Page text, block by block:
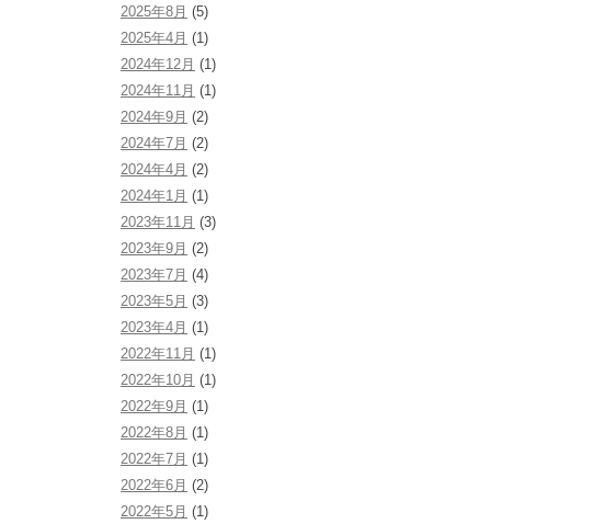
2025年8月 (5)
2025年4月 (1)
2024年12月 (1)
2024年11月 (1)
2024年9月 (2)
2024年7月 (2)
2024年4月 (2)
2024年1月 (1)
2023年11月 (3)
2023年9月 (2)
2023年7月 (4)
2023年5月 (3)
2023年4月 (1)
2022年11月 (1)
2022年10月 (1)
2022年9月 (1)
2022年8月 (1)
2022年7月 (1)
2022年6月 (2)
2022年5月 (1)